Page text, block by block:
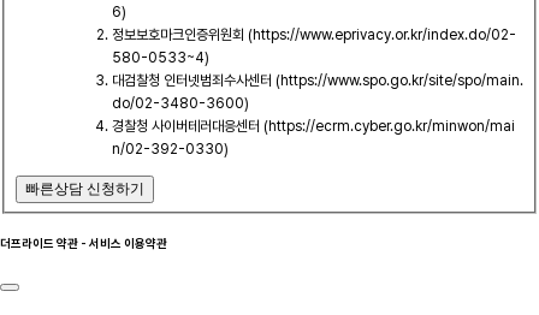
6)
정보보호마크인증위원회 (https://www.eprivacy.or.kr/index.do/02-
580-0533~4)
대검찰청 인터넷범죄수사센터 (https://www.spo.go.kr/site/spo/main.
do/02-3480-3600)
경찰청 사이버테러대응센터 (https://ecrm.cyber.go.kr/minwon/mai
n/02-392-0330)
빠른상담 신청하기
더프라이드 약관 - 서비스 이용약관